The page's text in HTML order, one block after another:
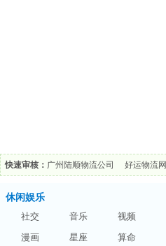
快速审核： 广州陆顺物流公司 好运物流网
休闲娱乐
社交
音乐 视频
漫画
星座 算命